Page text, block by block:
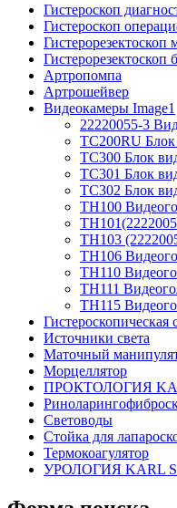
Гистероскоп
Гистероскоп
Гистерорезектоскоп
Артропомпа
Артрошейвер
Видеокамеры Image1
22220055-3
TC200RU
TC300 Блок
TC301 Блок
TC302 Блок
TH100
TH103
TH106
TH110
TH111
TH115
Гистероскопическая
Источники света
Маточный
Морцеллятор
ПРОКТОЛОГИЯ
Световоды
Стойка для
Термокоагулятор
УРОЛОГИЯ KARL